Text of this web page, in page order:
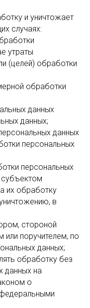
и уничтожает
случаях:
утраты
(целей) обработки
обработки
данных
данных;
данных
персональных
персональных
их обработку
в
стороной
или поручителем, по
данных;
обработку без
данных на
о